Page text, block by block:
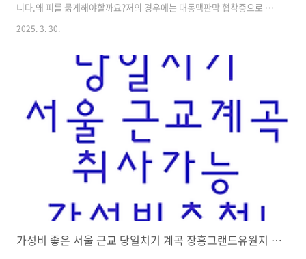
니다.왜 피를 묽게해야할까요?저의 경우에는 대동맥판막 협착증으로 인
해 판막이 제 기능을 하지 못해서너덜거리고 있었던 게 첫 번째 이유였습
서 온몸에 비정상적인 증상이 생기면서 과부하를 만들어가고 있었습니
다. 저와 같은 판막 역류나 , 협착증의 경우에는 시간의 문제일 뿐 치료법
은 개흉 수술뿐이었습니다. 지금까지 총 두 번의 심장 판막 수술을 받았
는 데,처음에는 조직판막이었고 8년 후에는 기계 판막으로 재수술을 하
였습니다. 조직 판막은 수술 후 몇 달 정도만 항응고제를 복용하고안 드
시는 분들도 계시겠지만저는 2..
2025. 3. 30.
가성비 좋은 서울 근교 당일치기 계곡 장흥그랜드유원지 후기